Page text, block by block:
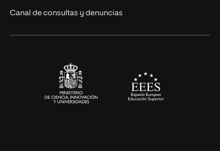
Ciencias de la Salud
Canal de consultas y denuncias